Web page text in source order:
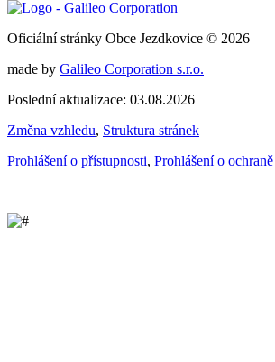
Oficiální stránky Obce Jezdkovice © 2026
made by Galileo Corporation s.r.o.
Poslední aktualizace: 03.08.2026
Změna vzhledu, Struktura stránek
Prohlášení o přístupnosti, Prohlášení o